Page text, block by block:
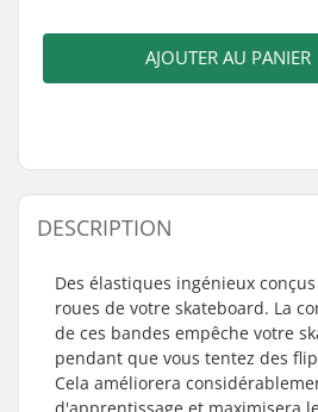
AJOUTER AU PANIER
DESCRIPTION
Des élastiques ingénieux
roues de votre skateboard. La
de ces bandes empêche votre
pendant que vous tentez des
Cela améliorera